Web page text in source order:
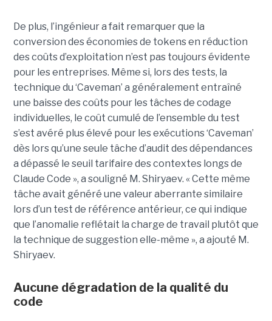
De plus, l’ingénieur a fait remarquer que la
conversion des économies de tokens en réduction
des coûts d’exploitation n’est pas toujours évidente
pour les entreprises. Même si, lors des tests, la
technique du ‘Caveman’ a généralement entraîné
une baisse des coûts pour les tâches de codage
individuelles, le coût cumulé de l’ensemble du test
s’est avéré plus élevé pour les exécutions ‘Caveman’
dès lors qu’une seule tâche d’audit des dépendances
a dépassé le seuil tarifaire des contextes longs de
Claude Code », a souligné M. Shiryaev. « Cette même
tâche avait généré une valeur aberrante similaire
lors d’un test de référence antérieur, ce qui indique
que l’anomalie reflétait la charge de travail plutôt que
la technique de suggestion elle-même », a ajouté M.
Shiryaev.
Aucune dégradation de la qualité du
code